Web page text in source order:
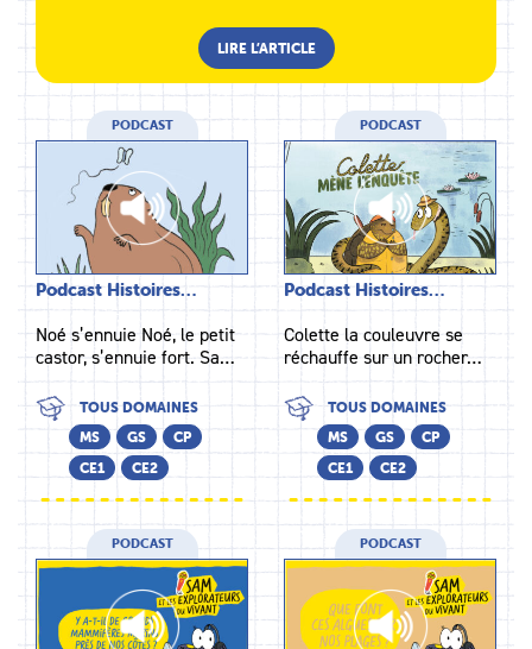
LIRE L’ARTICLE
PODCAST
Podcast Histoires…
Noé s’ennuie Noé, le petit
castor, s’ennuie fort. Sa…
TOUS DOMAINES
MS
GS
CP
CE1
CE2
PODCAST
Podcast Histoires…
Colette la couleuvre se
réchauffe sur un rocher…
TOUS DOMAINES
MS
GS
CP
CE1
CE2
PODCAST PODCAST